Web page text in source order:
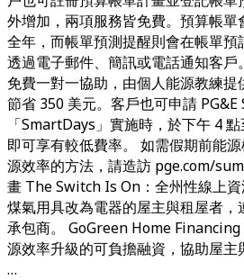
外增加，兩項服務皆免費。預算帳
全年，而帳單預測提醒則會在帳單預
透過電子郵件、簡訊或電話通知客
免費一對一協助，由個人能源教練
節省 350 美元。客戶也可申請
「SmartDays」實施時，於下午 4
即可享有較低費率。 如需假期前能
源效率的方法，請造訪 pge.com/
畫 The Switch Is On：全州性線上
煤氣用具改為電器的屋主與租屋者
承包商。 GoGreen Home
源效率升級的可負擔融資，協助屋主
…